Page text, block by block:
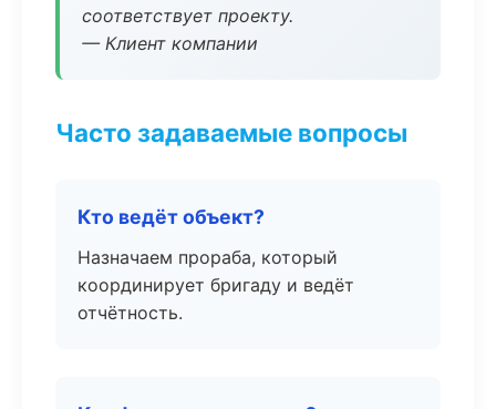
соответствует проекту.
— Клиент компании
Часто задаваемые вопросы
Кто ведёт объект?
Назначаем прораба, который
координирует бригаду и ведёт
отчётность.